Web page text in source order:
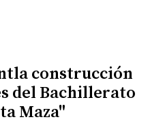
construcción
del Bachillerato
Maza"